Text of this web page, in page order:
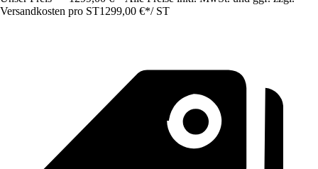
Versandkosten pro ST1299,00 €*/ ST